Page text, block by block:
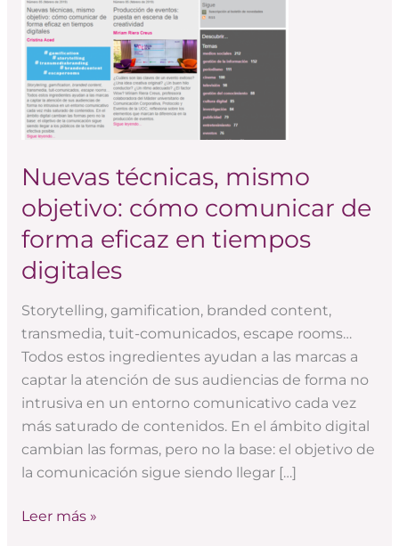
Nuevas técnicas, mismo
objetivo: cómo comunicar de
forma eficaz en tiempos
digitales
Storytelling, gamification, branded content,
transmedia, tuit-comunicados, escape rooms…
Todos estos ingredientes ayudan a las marcas a
captar la atención de sus audiencias de forma no
intrusiva en un entorno comunicativo cada vez
más saturado de contenidos. En el ámbito digital
cambian las formas, pero no la base: el objetivo de
la comunicación sigue siendo llegar […]
comunicar
de
forma
eficaz
en
tiempos
Leer más »